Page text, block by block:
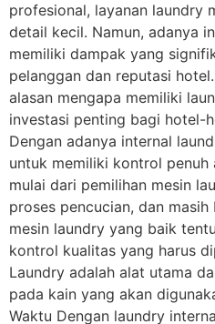
profesional, layanan laundry
detail kecil. Namun, adanya
memiliki dampak yang
pelanggan dan reputasi
alasan mengapa memiliki
investasi penting bagi hotel-
Dengan adanya internal
untuk memiliki kontrol penuh
mulai dari pemilihan mesin
proses pencucian, dan
mesin laundry yang baik
kontrol kualitas yang harus
Laundry adalah alat utama
pada kain yang akan
Waktu Dengan laundry